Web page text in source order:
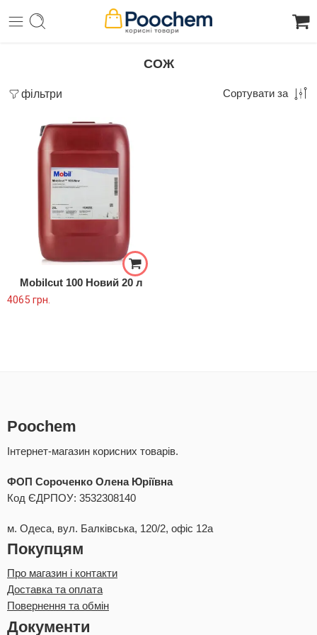
СОЖ
фільтри Сортувати за
Mobilcut 100 Новий 20 л
4065 грн.
Poochem
Інтернет-магазин корисних товарів.
ФОП Сороченко Олена Юріївна
Код ЄДРПОУ: 3532308140
м. Одеса, вул. Балківська, 120/2, офіс 12а
Покупцям
Про магазин і контакти
Доставка та оплата
Повернення та обмін
Документи